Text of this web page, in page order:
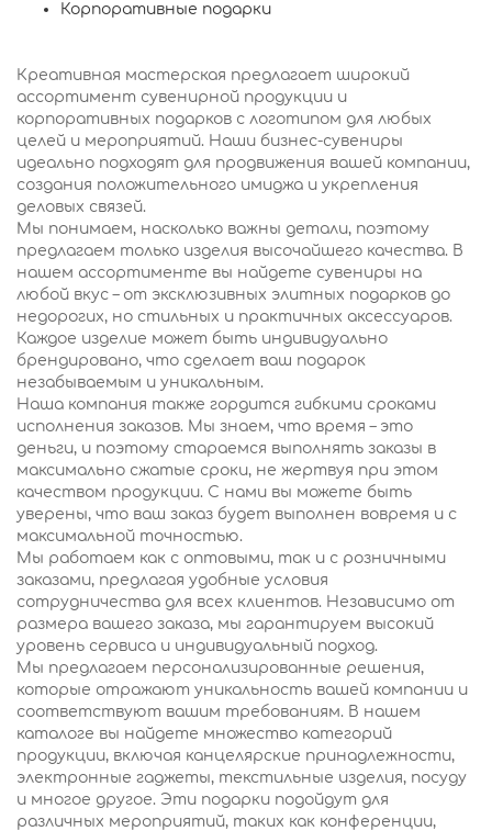
Корпоративные подарки
Креативная мастерская предлагает широкий
ассортимент сувенирной продукции и
корпоративных подарков с логотипом для любых
целей и мероприятий. Наши бизнес-сувениры
идеально подходят для продвижения вашей компании,
создания положительного имиджа и укрепления
деловых связей.
Мы понимаем, насколько важны детали, поэтому
предлагаем только изделия высочайшего качества. В
нашем ассортименте вы найдете сувениры на
любой вкус – от эксклюзивных элитных подарков до
недорогих, но стильных и практичных аксессуаров.
Каждое изделие может быть индивидуально
брендировано, что сделает ваш подарок
незабываемым и уникальным.
Наша компания также гордится гибкими сроками
исполнения заказов. Мы знаем, что время – это
деньги, и поэтому стараемся выполнять заказы в
максимально сжатые сроки, не жертвуя при этом
качеством продукции. С нами вы можете быть
уверены, что ваш заказ будет выполнен вовремя и с
максимальной точностью.
Мы работаем как с оптовыми, так и с розничными
заказами, предлагая удобные условия
сотрудничества для всех клиентов. Независимо от
размера вашего заказа, мы гарантируем высокий
уровень сервиса и индивидуальный подход.
Мы предлагаем персонализированные решения,
которые отражают уникальность вашей компании и
соответствуют вашим требованиям. В нашем
каталоге вы найдете множество категорий
продукции, включая канцелярские принадлежности,
электронные гаджеты, текстильные изделия, посуду
и многое другое. Эти подарки подойдут для
различных мероприятий, таких как конференции,